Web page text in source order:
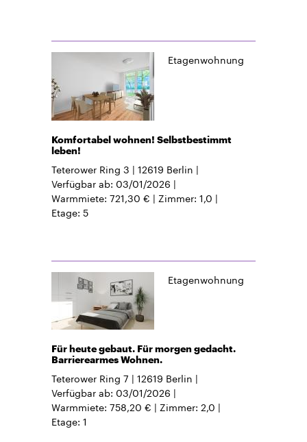
Etagenwohnung
Komfortabel wohnen! Selbstbestimmt
leben!
Teterower Ring 3 12619 Berlin
Verfügbar ab 03/01/2026
Warmmiete 721,30 € Zimmer 1,0
Etage 5
Etagenwohnung
Für heute gebaut. Für morgen gedacht.
Barrierearmes Wohnen.
Teterower Ring 7 12619 Berlin
Verfügbar ab 03/01/2026
Warmmiete 758,20 € Zimmer 2,0
Etage 1